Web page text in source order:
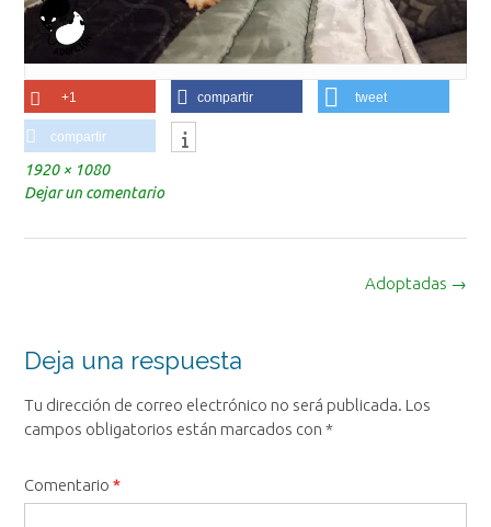
+1 compartir tweet
compartir
Tamaño
completo
1920 × 1080
Dejar un comentario
entrada
Adoptadas →
Deja una respuesta
Tu dirección de correo electrónico no será publicada. Los
campos obligatorios están marcados con *
Comentario *